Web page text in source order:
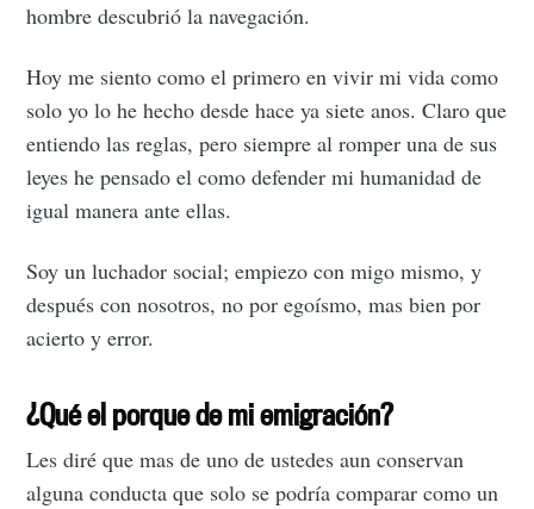
hombre descubrió la navegación.
Hoy me siento como el primero en vivir mi vida como
solo yo lo he hecho desde hace ya siete anos. Claro que
entiendo las reglas, pero siempre al romper una de sus
leyes he pensado el como defender mi humanidad de
igual manera ante ellas.
Soy un luchador social; empiezo con migo mismo, y
después con nosotros, no por egoísmo, mas bien por
acierto y error.
¿Qué el porque de mi emigración?
Les diré que mas de uno de ustedes aun conservan
alguna conducta que solo se podría comparar como un